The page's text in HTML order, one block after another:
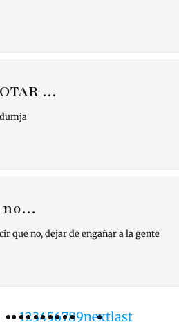
…
no…
que no, dejar de engañar a la gente
Página
1Pàgina
2Pàgina
3Pàgina
4Pàgina
5Pàgina
6Pàgina
7Pàgina
8Pàgina
9Siguiente
nextÚltima
last